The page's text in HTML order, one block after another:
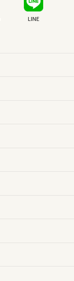
LINE